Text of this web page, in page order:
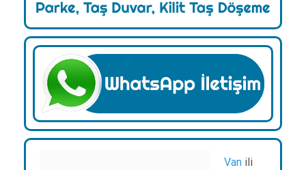
Van ili